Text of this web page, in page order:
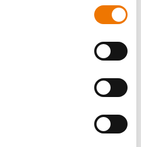
exception has occurred (see the